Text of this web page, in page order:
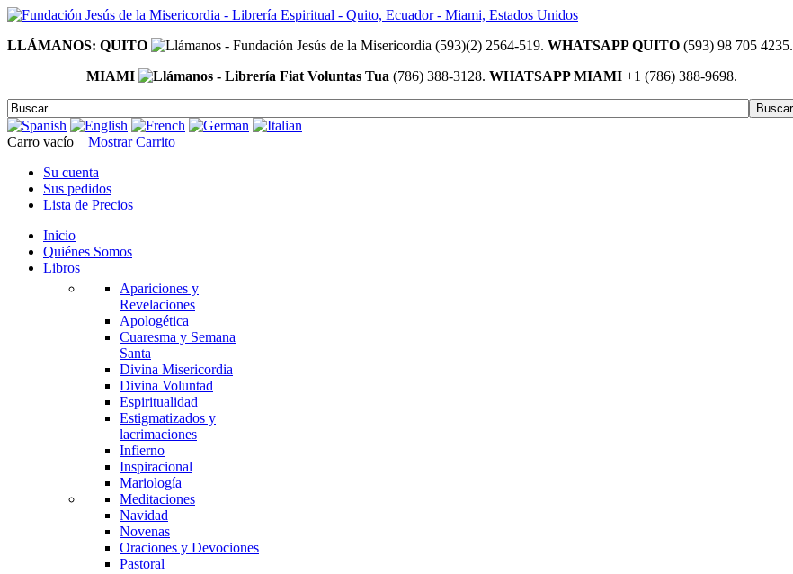
LLÁMANOS: QUITO (593)(2) 2564-519. WHATSAPP QUITO (593) 98 705 4235.
MIAMI
(786) 388-3128. WHATSAPP MIAMI +1 (786) 388-9698.
Carro vacío
Mostrar Carrito
Su cuenta
Sus pedidos
Lista de Precios
Inicio
Quiénes Somos
Libros
Apariciones y
Revelaciones
Apologética
Cuaresma y Semana
Santa
Divina Misericordia
Divina Voluntad
Espiritualidad
Estigmatizados y
lacrimaciones
Infierno
Inspiracional
Mariología
Meditaciones
Navidad
Novenas
Oraciones y Devociones
Pastoral